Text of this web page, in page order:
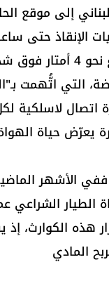
إلى موقع
الإنقاذ حتى
التي اتُّهمت
اتصال لاسلكية
يعرّض حياة
الأشهر
الطيار الشراعي
هذه الكوارث،
المادي